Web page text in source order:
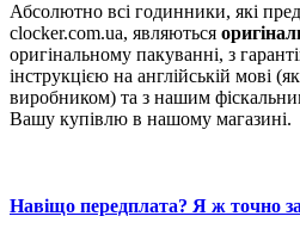
Абсолютно всі годинники, які
clocker.com.ua, являються
оригінальному пакуванні, з
інструкцією на англійській мові
виробником) та з нашим
Вашу купівлю в нашому магазині.
Навіщо передплата? Я ж точно